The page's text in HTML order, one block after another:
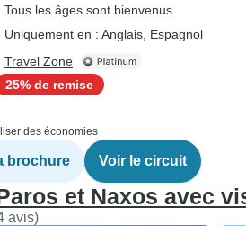
Tous les âges sont bienvenus
Uniquement en : Anglais, Espagnol
Travel Zone
25% de remise
des économies
brochure Voir le circuit
et Naxos avec
avis)